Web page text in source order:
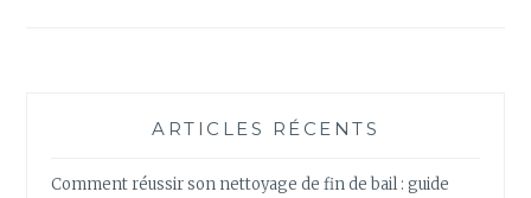
ARTICLES RÉCENTS
Comment réussir son nettoyage de fin de bail : guide